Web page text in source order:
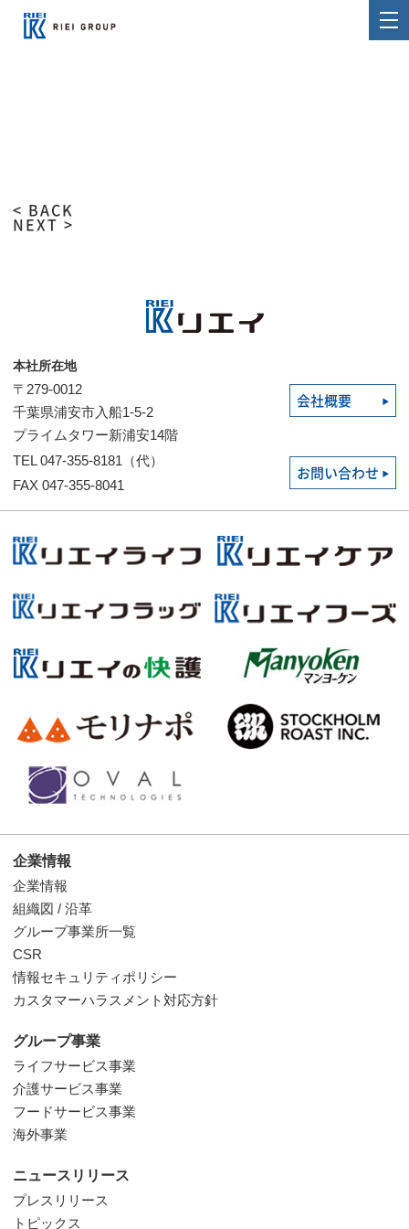
< BACK
NEXT >
本社所在地
〒279-0012
千葉県浦安市入船1-5-2
プライムタワー新浦安14階
会社概要
TEL 047-355-8181（代）
FAX 047-355-8041
お問い合わせ
企業情報
企業情報
組織図 / 沿革
グループ事業所一覧
CSR
情報セキュリティポリシー
カスタマーハラスメント対応方針
グループ事業
ライフサービス事業
介護サービス事業
フードサービス事業
海外事業
ニュースリリース
プレスリリース
トピックス